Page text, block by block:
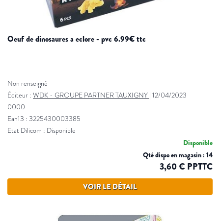
oeuf de dinosaures a eclore - pvc 6.99€ ttc
Non renseigné
Éditeur : WDK - GROUPE PARTNER TAUXIGNY | 12/04/2023
0000
Ean13 : 3225430003385
Etat Dilicom : Disponible
Disponible
Qté dispo en magasin : 14
3,60 € PPTTC
VOIR LE DÉTAIL